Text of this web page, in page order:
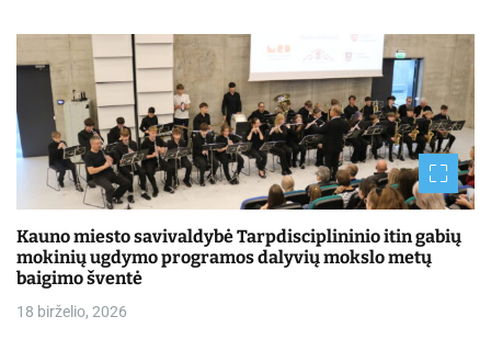
Kauno miesto savivaldybė Tarpdisciplininio itin gabių
mokinių ugdymo programos dalyvių mokslo metų
baigimo šventė
18 birželio, 2026